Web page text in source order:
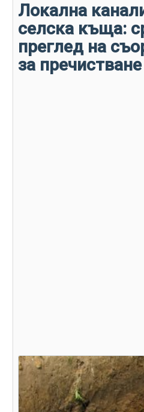
Локална
селска къща:
преглед на
за пречистване